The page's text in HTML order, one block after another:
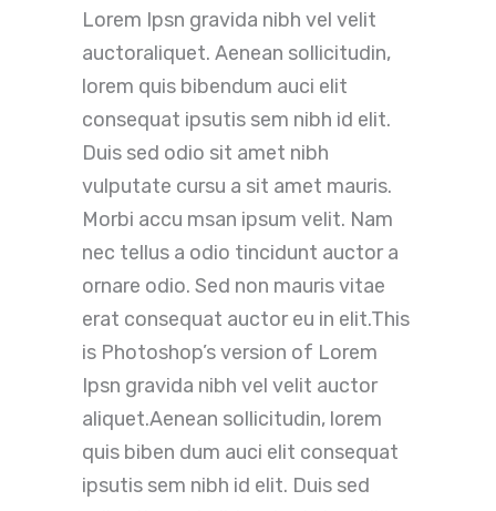
Lorem Ipsn gravida nibh vel velit
auctoraliquet. Aenean sollicitudin,
lorem quis bibendum auci elit
consequat ipsutis sem nibh id elit.
Duis sed odio sit amet nibh
vulputate cursu a sit amet mauris.
Morbi accu msan ipsum velit. Nam
nec tellus a odio tincidunt auctor a
ornare odio. Sed non mauris vitae
erat consequat auctor eu in elit.This
is Photoshop’s version of Lorem
Ipsn gravida nibh vel velit auctor
aliquet.Aenean sollicitudin, lorem
quis biben dum auci elit consequat
ipsutis sem nibh id elit. Duis sed